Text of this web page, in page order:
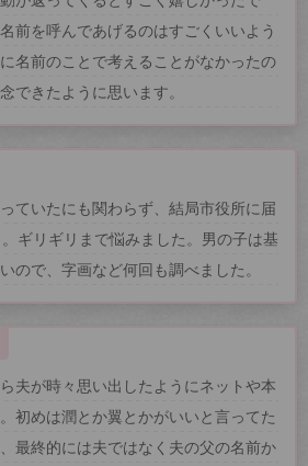
前を呼んであげるのはすごくいいよう
名前のことで考えることがなかったの
できたように思います。
ていたにも関わらず、結局市役所に届
ギリギリまで悩みました。男の子は基
ので、字画など何回も調べました。
夫が時々思い出したようにネットや本
初めは潤とか翼とかがいいと言ってた
最終的には夫ではなく夫の父の名前か